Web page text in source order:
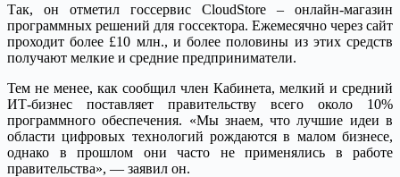
Так, он отметил госсервис CloudStore – онлайн-магазин
программных решений для госсектора. Ежемесячно через сайт
проходит более £10 млн., и более половины из этих средств
получают мелкие и средние предприниматели.
Тем не менее, как сообщил член Кабинета, мелкий и средний
ИТ-бизнес поставляет правительству всего около 10%
программного обеспечения. «Мы знаем, что лучшие идеи в
области цифровых технологий рождаются в малом бизнесе,
однако в прошлом они часто не применялись в работе
правительства», — заявил он.